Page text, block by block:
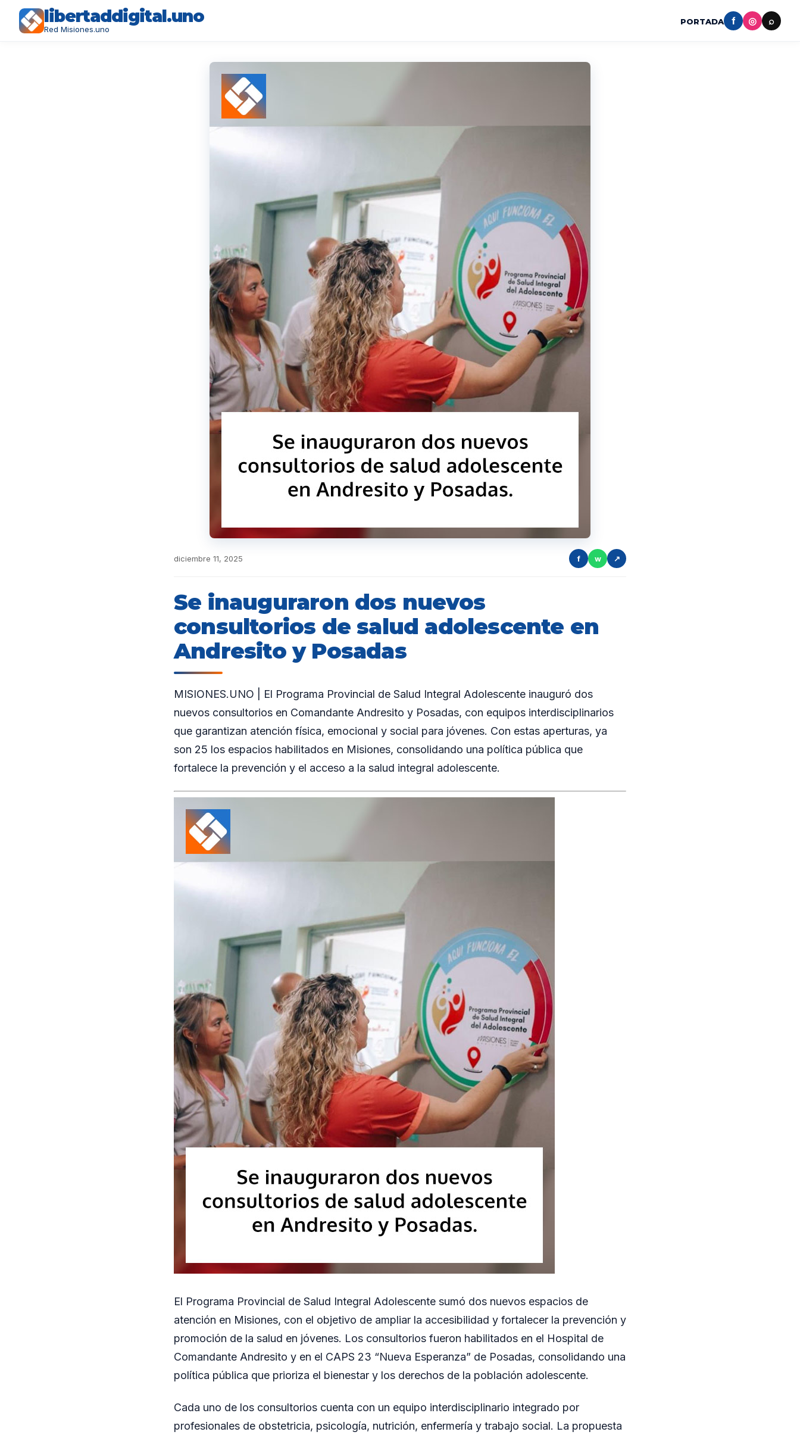
libertaddigital.uno
Red Misiones.uno
PORTADA f ◎ ⌕
diciembre 11, 2025 f w ↗
Se inauguraron dos nuevos
consultorios de salud adolescente en
Andresito y Posadas
MISIONES.UNO | El Programa Provincial de Salud Integral Adolescente inauguró dos
nuevos consultorios en Comandante Andresito y Posadas, con equipos interdisciplinarios
que garantizan atención física, emocional y social para jóvenes. Con estas aperturas, ya
son 25 los espacios habilitados en Misiones, consolidando una política pública que
fortalece la prevención y el acceso a la salud integral adolescente.
El Programa Provincial de Salud Integral Adolescente sumó dos nuevos espacios de
atención en Misiones, con el objetivo de ampliar la accesibilidad y fortalecer la prevención y
promoción de la salud en jóvenes. Los consultorios fueron habilitados en el Hospital de
Comandante Andresito y en el CAPS 23 “Nueva Esperanza” de Posadas, consolidando una
política pública que prioriza el bienestar y los derechos de la población adolescente.
Cada uno de los consultorios cuenta con un equipo interdisciplinario integrado por
profesionales de obstetricia, psicología, nutrición, enfermería y trabajo social. La propuesta